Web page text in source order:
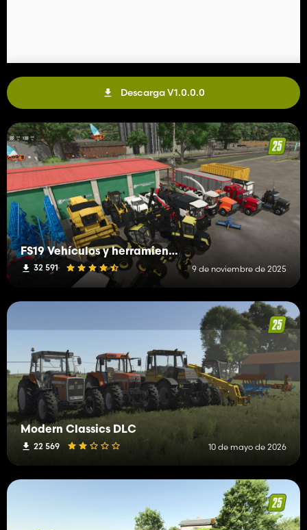
Descarga V1.0.0.0
FS19 Vehículos y herramientas (L-R)
32 591 9 de noviembre de 2025
Modern Classics DLC
22 569 10 de mayo de 2026